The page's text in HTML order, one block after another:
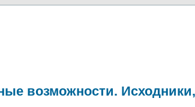
возможности.